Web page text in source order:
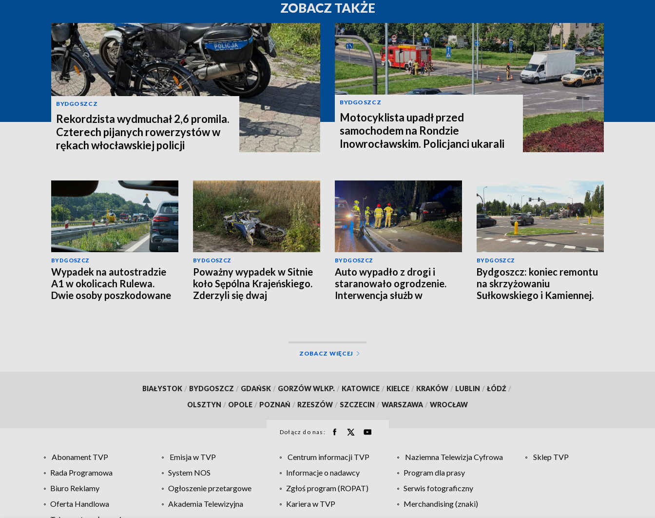
ZOBACZ TAKŻE
BYDGOSZCZ
Rekordzista wydmuchał 2,6 promila.
Czterech pijanych rowerzystów w
rękach włocławskiej policji
BYDGOSZCZ
Motocyklista upadł przed
samochodem na Rondzie
Inowrocławskim. Policjanci ukarali
BYDGOSZCZ
Wypadek na autostradzie
A1 w okolicach Rulewa.
Dwie osoby poszkodowane
BYDGOSZCZ
Poważny wypadek w Sitnie
koło Sępólna Krajeńskiego.
Zderzyli się dwaj
BYDGOSZCZ
Auto wypadło z drogi i
staranowało ogrodzenie.
Interwencja służb w
BYDGOSZCZ
Bydgoszcz: koniec remontu
na skrzyżowaniu
Sułkowskiego i Kamiennej.
ZOBACZ WIĘCEJ
BIAŁYSTOK / BYDGOSZCZ / GDAŃSK / GORZÓW WLKP. / KATOWICE / KIELCE / KRAKÓW / LUBLIN / ŁÓDŹ /
OLSZTYN / OPOLE / POZNAŃ / RZESZÓW / SZCZECIN / WARSZAWA / WROCŁAW
Dołącz do nas:
Abonament TVP Emisja w TVP Centrum informacji TVP Naziemna Telewizja Cyfrowa
Sklep TVP
Rada Programowa
System NOS Informacje o nadawcy
Program dla prasy
Biuro Reklamy
Ogłoszenie przetargowe Zgłoś program (ROPAT)
Serwis fotograficzny
Oferta Handlowa
Akademia Telewizyjna Kariera w TVP
Merchandising (znaki)